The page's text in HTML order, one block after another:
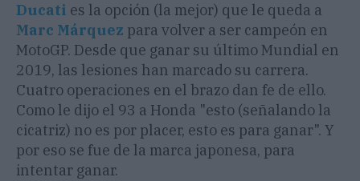
Ducati es la opción (la mejor) que le queda a
Marc Márquez para volver a ser campeón en
MotoGP. Desde que ganar su último Mundial en
2019, las lesiones han marcado su carrera.
Cuatro operaciones en el brazo dan fe de ello.
Como le dijo el 93 a Honda "esto (señalando la
cicatriz) no es por placer, esto es para ganar". Y
por eso se fue de la marca japonesa, para
intentar ganar.